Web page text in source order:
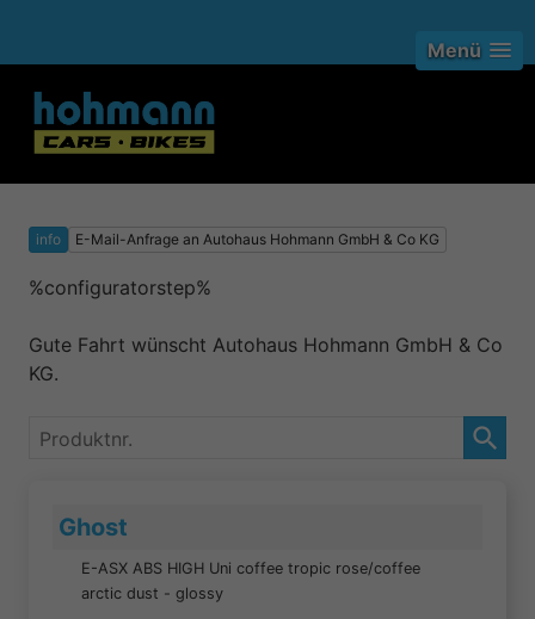
Menü
info E-Mail-Anfrage an Autohaus Hohmann GmbH & Co KG
%configuratorstep%
Gute Fahrt wünscht Autohaus Hohmann GmbH & Co
KG.
Produktnr.
Ghost
E-ASX ABS HIGH Uni coffee tropic rose/coffee
arctic dust - glossy